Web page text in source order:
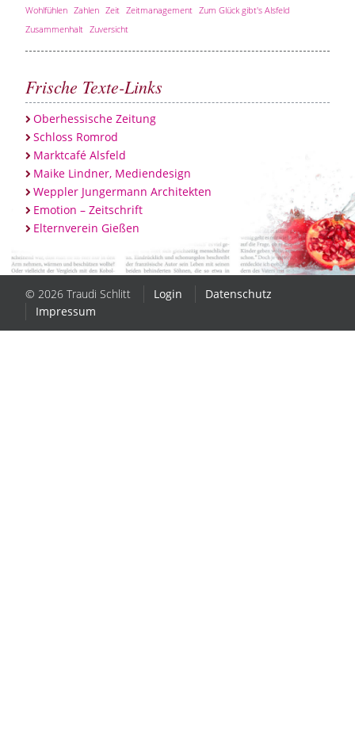
Wohlfühlen Zahlen Zeit Zeitmanagement Zum Glück gibt's Alsfeld
Zusammenhalt Zuversicht
Frische Texte-Links
Oberhessische Zeitung
Schloss Romrod
Marktcafé Alsfeld
Maike Lindner, Mediendesign
Weppler Jungermann Architekten
Emotion – Zeitschrift
Elternverein Gießen
© 2026 Traudi Schlitt Login
Datenschutz
Impressum